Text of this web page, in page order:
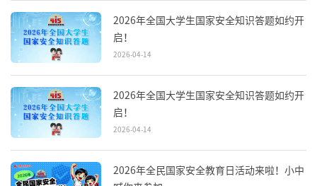
2026年全国大学生国家安全知识答题如约开
启！
2026-04-14
2026年全国大学生国家安全知识答题如约开
启！
2026-04-14
2026年全民国家安全教育日活动来啦！小中